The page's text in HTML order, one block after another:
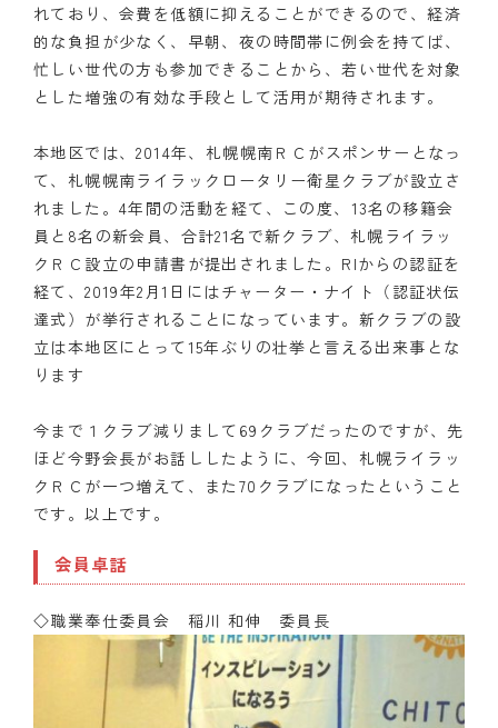
れており、会費を低額に抑えることができるので、経済
的な負担が少なく、早朝、夜の時間帯に例会を持てば、
忙しい世代の方も参加できることから、若い世代を対象
とした増強の有効な手段として活用が期待されます。
本地区では、2014年、札幌幌南ＲＣがスポンサーとなっ
て、札幌幌南ライラックロータリー衛星クラブが設立さ
れました。4年間の活動を経て、この度、13名の移籍会
員と8名の新会員、合計21名で新クラブ、札幌ライラッ
クＲＣ設立の申請書が提出されました。RIからの認証を
経て、2019年2月1日にはチャーター・ナイト（認証状伝
達式）が挙行されることになっています。新クラブの設
立は本地区にとって15年ぶりの壮挙と言える出来事とな
ります
今まで１クラブ減りまして69クラブだったのですが、先
ほど今野会長がお話ししたように、今回、札幌ライラッ
クＲＣが一つ増えて、また70クラブになったということ
です。以上です。
会員卓話
◇職業奉仕委員会 稲川 和伸 委員長